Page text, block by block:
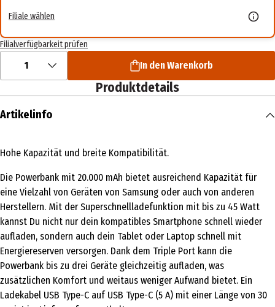
Filiale wählen
Filialverfügbarkeit prüfen
1 In den Warenkorb
Produktdetails
Artikelinfo
Hohe Kapazität und breite Kompatibilität.
Die Powerbank mit 20.000 mAh bietet ausreichend Kapazität für
eine Vielzahl von Geräten von Samsung oder auch von anderen
Herstellern. Mit der Superschnellladefunktion mit bis zu 45 Watt
kannst Du nicht nur dein kompatibles Smartphone schnell wieder
aufladen, sondern auch dein Tablet oder Laptop schnell mit
Energiereserven versorgen. Dank dem Triple Port kann die
Powerbank bis zu drei Geräte gleichzeitig aufladen, was
zusätzlichen Komfort und weitaus weniger Aufwand bietet. Ein
Ladekabel USB Type-C auf USB Type-C (5 A) mit einer Länge von 30